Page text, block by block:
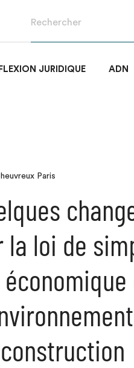
JURIDIQUE ADN
Paris
la loi de